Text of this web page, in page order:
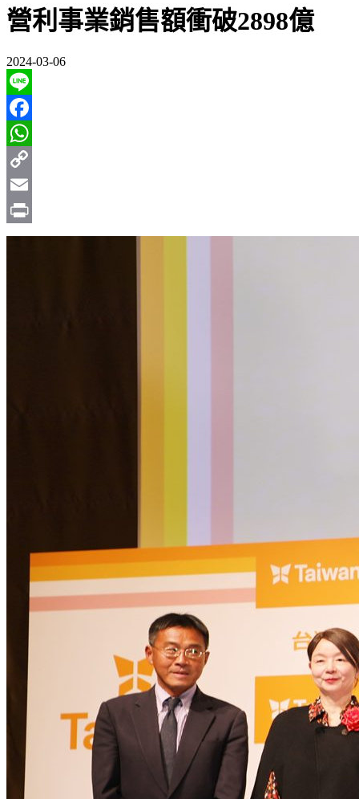
營利事業銷售額衝破2898億
2024-03-06
Line
Facebook
WhatsApp
Copy
Link
Email
Print